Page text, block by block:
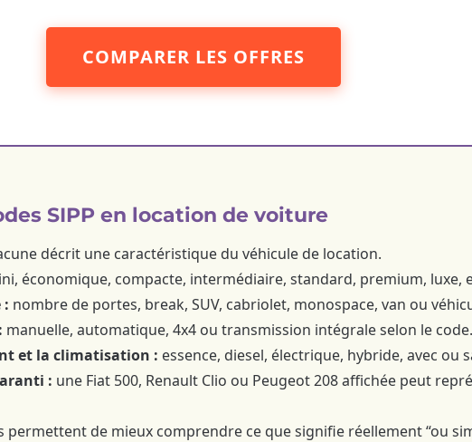
COMPARER LES OFFRES
SIPP en location de voiture
décrit une caractéristique du véhicule de location.
économique, compacte, intermédiaire, standard, premium, luxe,
: nombre de portes, break, SUV, cabriolet, monospace, van ou
manuelle, automatique, 4x4 ou transmission intégrale selon le code.
et la climatisation : essence, diesel, électrique, hybride, avec ou
: une Fiat 500, Renault Clio ou Peugeot 208 affichée peut
permettent de mieux comprendre ce que signifie réellement “ou